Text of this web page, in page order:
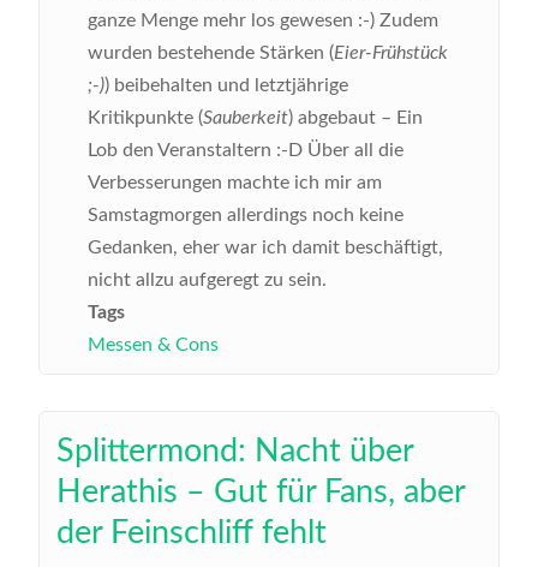
ganze Menge mehr los gewesen :-) Zudem
wurden bestehende Stärken (Eier-Frühstück
;-)) beibehalten und letztjährige
Kritikpunkte (Sauberkeit) abgebaut – Ein
Lob den Veranstaltern :-D Über all die
Verbesserungen machte ich mir am
Samstagmorgen allerdings noch keine
Gedanken, eher war ich damit beschäftigt,
nicht allzu aufgeregt zu sein.
Tags
Messen & Cons
Splittermond: Nacht über
Herathis – Gut für Fans, aber
der Feinschliff fehlt